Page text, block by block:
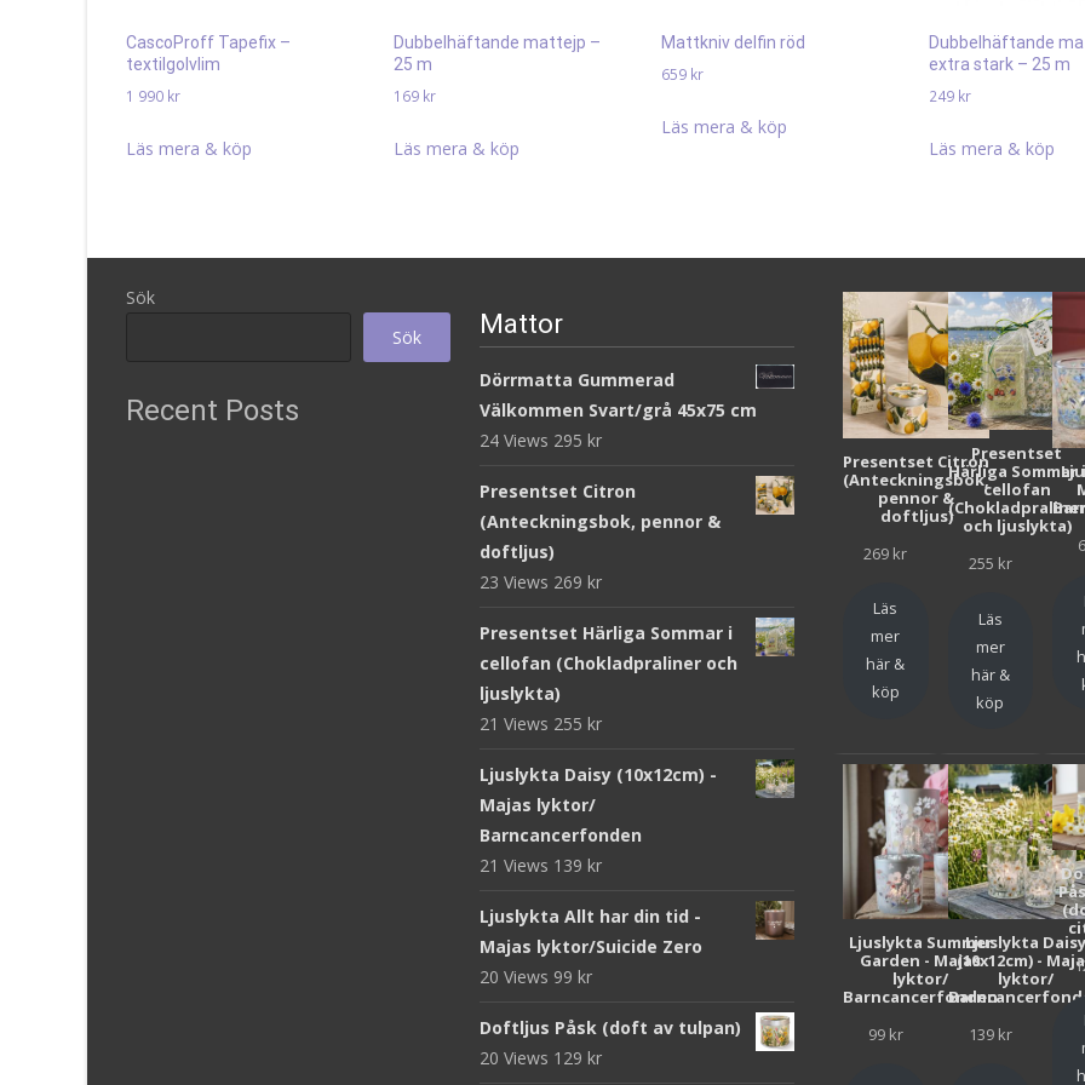
CascoProff Tapefix –
textilgolvlim
1 990 kr
Läs mera & köp
Dubbelhäftande mattejp –
25 m
169 kr
Läs mera & köp
Mattkniv delfin röd
659 kr
Läs mera & köp
Dubbelhäftande
extra stark – 25 m
249 kr
Läs mera & köp
Sök
Sök
Recent Posts
Mattor
Dörrmatta Gummerad
Välkommen Svart/grå 45x75 cm
24 Views 295 kr
Presentset Citron
(Anteckningsbok, pennor &
doftljus)
23 Views 269 kr
Presentset Härliga Sommar i
cellofan (Chokladpraliner och
ljuslykta)
21 Views 255 kr
Ljuslykta Daisy (10x12cm) -
Majas lyktor/
Barncancerfonden
21 Views 139 kr
Ljuslykta Allt har din tid -
Majas lyktor/Suicide Zero
20 Views 99 kr
Doftljus Påsk (doft av tulpan)
20 Views 129 kr
Presentset Citron
(Anteckningsbok,
pennor &
doftljus)
269 kr
Läs
mer
här &
köp
Presentset
Härliga Sommar i
cellofan
(Chokladpraliner
och ljuslykta)
255 kr
Läs
mer
här &
köp
Ljuslykta Summer
Garden - Majas
lyktor/
Barncancerfonden
99 kr
Ljuslykta Daisy
(10x12cm) -
lyktor/
139 kr